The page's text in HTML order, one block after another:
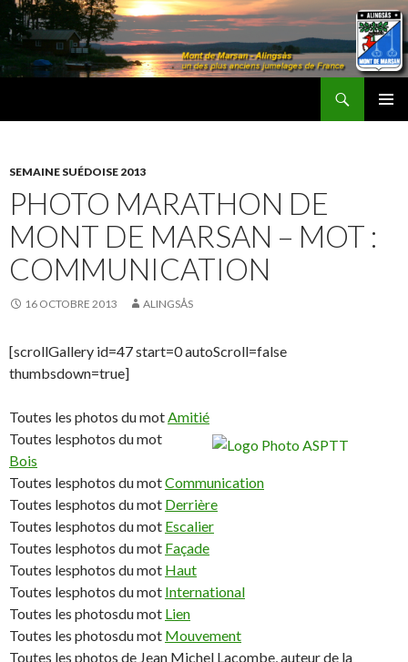
SEMAINE SUÉDOISE 2013
PHOTO MARATHON DE
MONT DE MARSAN – MOT :
COMMUNICATION
16 OCTOBRE 2013 ALINGSÅS
[scrollGallery id=47 start=0 autoScroll=false
thumbsdown=true]
Toutes les photos du motAmitié
Toutes lesphotos du mot
Bois
Toutes lesphotos du motCommunication
Toutes lesphotos du mot Derrière
Toutes lesphotos du mot Escalier
Toutes lesphotos du mot Façade
Toutes lesphotos du mot Haut
Toutes lesphotos du mot International
Toutes les photosdu mot Lien
Toutes les photosdu mot Mouvement
Toutes les photos de Jean Michel Lacombe, auteur de la